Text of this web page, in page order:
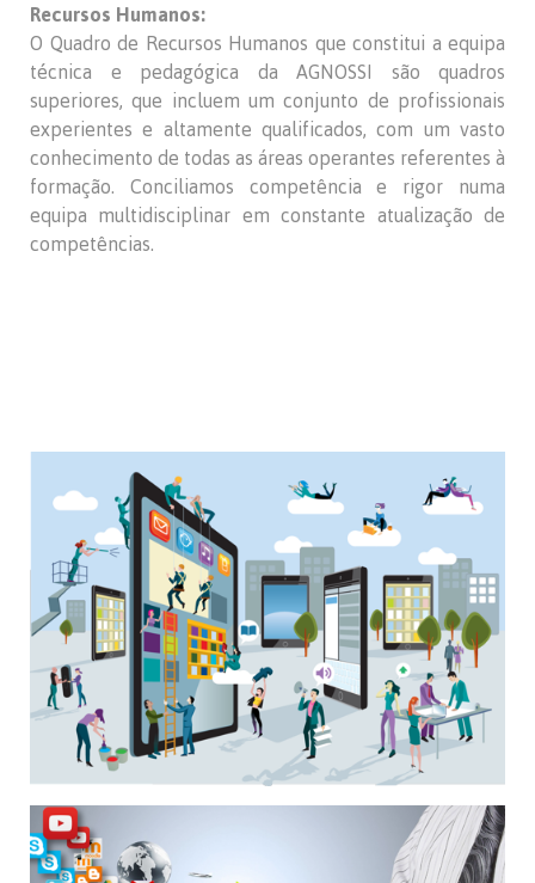
Recursos Humanos:
O Quadro de Recursos Humanos que constitui a equipa
técnica e pedagógica da AGNOSSI são quadros
superiores, que incluem um conjunto de profissionais
experientes e altamente qualificados, com um vasto
conhecimento de todas as áreas operantes referentes à
formação. Conciliamos competência e rigor numa
equipa multidisciplinar em constante atualização de
competências.